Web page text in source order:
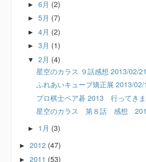
►6月 (2)
►5月 (7)
►4月 (2)
►3月 (1)
▼2月 (4)
星空のカラス ９話感想 2013/02/21
ふれあいキューブ矯正展 2013/02/
プロ棋士ペア碁 2013 行ってき
星空のカラス 第８話 感想
► 1月 (3)
►2012 (47)
►2011 (53)